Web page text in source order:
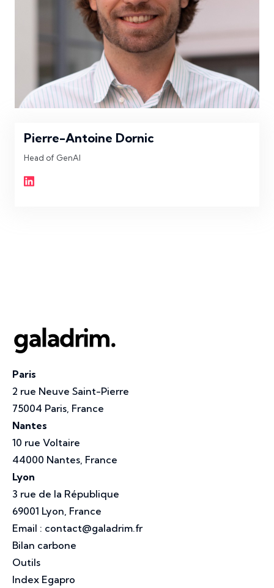
Pierre-Antoine Dornic
Head of GenAI
Paris
2 rue Neuve Saint-Pierre
75004 Paris, France
Nantes
10 rue Voltaire
44000 Nantes, France
Lyon
3 rue de la République
69001 Lyon, France
Email : contact@galadrim.fr
Bilan carbone
Outils
Index Egapro